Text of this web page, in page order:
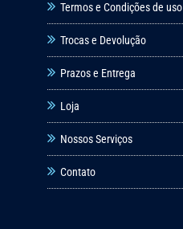
Termos e Condições de uso
Trocas e Devolução
Prazos e Entrega
Loja
Nossos Serviços
Contato